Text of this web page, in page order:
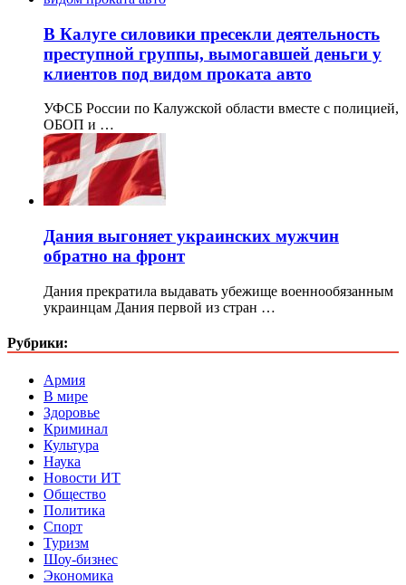
В Калуге силовики пресекли деятельность
преступной группы, вымогавшей деньги у
клиентов под видом проката авто
УФСБ России по Калужской области вместе с полицией,
ОБОП и …
Дания выгоняет украинских мужчин
обратно на фронт
Дания прекратила выдавать убежище военнообязанным
украинцам Дания первой из стран …
Рубрики:
Армия
В мире
Здоровье
Криминал
Культура
Наука
Новости ИТ
Общество
Политика
Спорт
Туризм
Шоу-бизнес
Экономика